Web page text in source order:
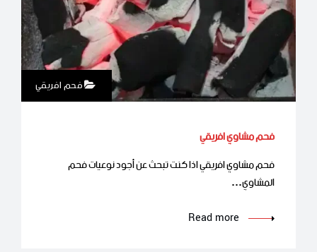
فحم افريقي
فحم مشاوي افريقي
فحم مشاوي افريقي اذا كنت تبحث عن أجود نوعيات فحم
المشاوي…
Read more